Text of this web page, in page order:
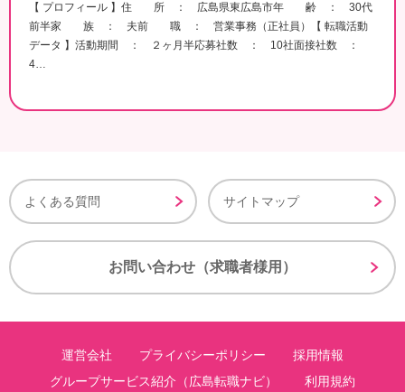
【 プロフィール 】住 所 ： 広島県東広島市年 齢 ： 30代
前半家 族 ： 夫前 職 ： 営業事務（正社員）【 転職活動
データ 】活動期間 ： ２ヶ月半応募社数 ： 10社面接社数 ：
4…
よくある質問 サイトマップ
お問い合わせ（求職者様用）
運営会社 プライバシーポリシー
採用情報
グループサービス紹介（広島転職ナビ）
利用規約